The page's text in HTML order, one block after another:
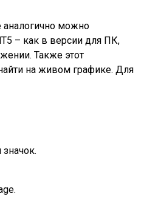
аналогично можно
– как в версии для ПК,
Также этот
на живом графике. Для